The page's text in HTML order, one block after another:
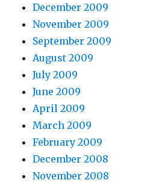
December 2009
November 2009
September 2009
August 2009
July 2009
June 2009
April 2009
March 2009
February 2009
December 2008
November 2008